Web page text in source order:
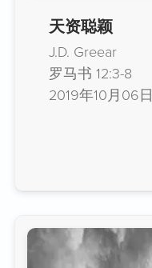
天资聪颖
J.D. Greear
罗马书 12:3-8
2019年10月06日